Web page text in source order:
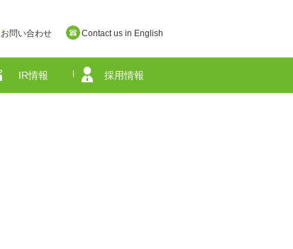
お問い合わせ Contact us in English
IR情報 採用情報